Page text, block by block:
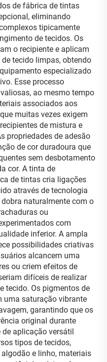
de fábrica de tintas
eliminando
tipicamente
de tecidos. Os
o recipiente e aplicam
tecido limpas, obtendo
especializado
Esse processo
ao mesmo tempo
associados aos
muitas vezes exigem
de mistura e
propriedades de adesão
de cor duradoura que
sem desbotamento
cor. A tinta de
de tintas cria ligações
através de tecnologia
naturalmente com o
ou
com
inferior. A ampla
possibilidades criativas
alcancem uma
ou criem efeitos de
difíceis de realizar
tecido. Os pigmentos de
uma saturação vibrante
garantindo que os
original durante
aplicação versátil
tipos de tecidos,
e linho, materiais